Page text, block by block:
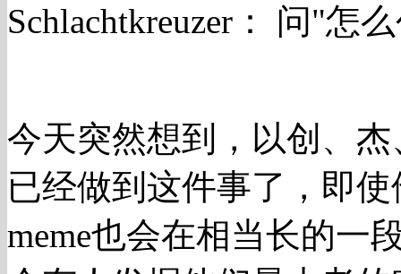
Schlachtkreuzer： 问"怎
今天突然想到，以创、
已经做到这件事了，即
meme也会在相当长的一